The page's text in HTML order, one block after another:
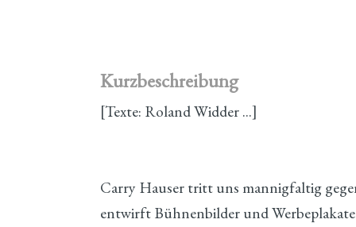
Kurzbeschreibung
[Texte: Roland Widder …]
Carry Hauser tritt uns mannigfaltig
entwirft Bühnenbilder und